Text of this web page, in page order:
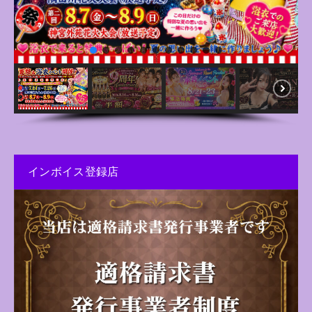
インボイス登録店